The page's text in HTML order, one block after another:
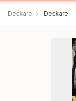
Deckare Deckare